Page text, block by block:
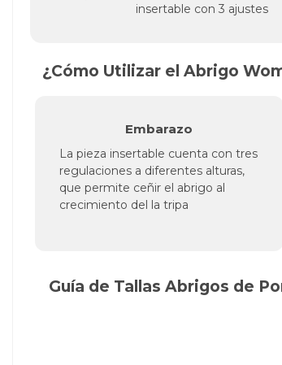
insertable con 3 ajustes
¿Cómo Utilizar el Abrigo
Embarazo
La pieza insertable cuenta con tres
regulaciones a diferentes alturas,
que permite ceñir el abrigo al
crecimiento del la tripa
Guía de Tallas Abrigos de